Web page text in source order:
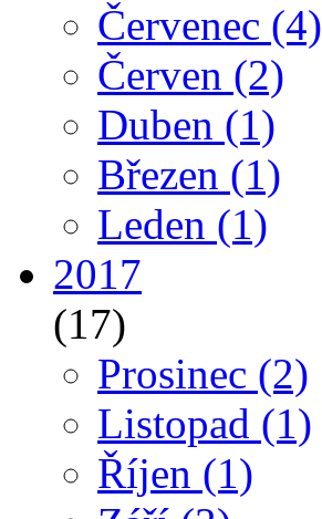
Červenec (4)
Červen (2)
Duben (1)
Březen (1)
Leden (1)
2017
(17)
Prosinec (2)
Listopad (1)
Říjen (1)